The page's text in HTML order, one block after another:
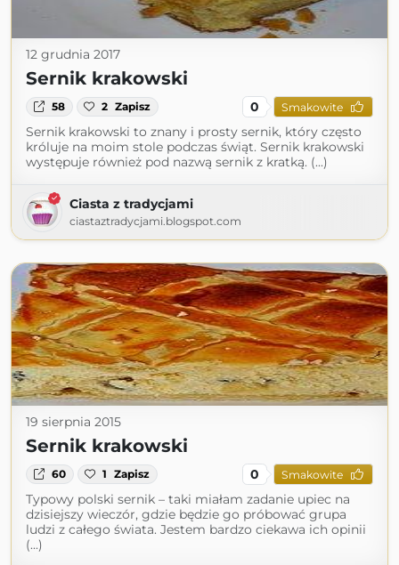
12 grudnia 2017
Sernik krakowski
58 2 Zapisz 0 Smakowite
Sernik krakowski to znany i prosty sernik, który często
króluje na moim stole podczas świąt. Sernik krakowski
występuje również pod nazwą sernik z kratką. (...)
Ciasta z tradycjami
ciastaztradycjami.blogspot.com
19 sierpnia 2015
Sernik krakowski
60 1 Zapisz 0 Smakowite
Typowy polski sernik – taki miałam zadanie upiec na
dzisiejszy wieczór, gdzie będzie go próbować grupa
ludzi z całego świata. Jestem bardzo ciekawa ich opinii
(...)